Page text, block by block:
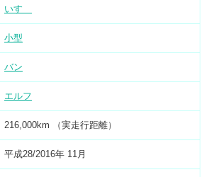
いすゞ
小型
バン
エルフ
216,000km （実走行距離）
平成28/2016年 11月